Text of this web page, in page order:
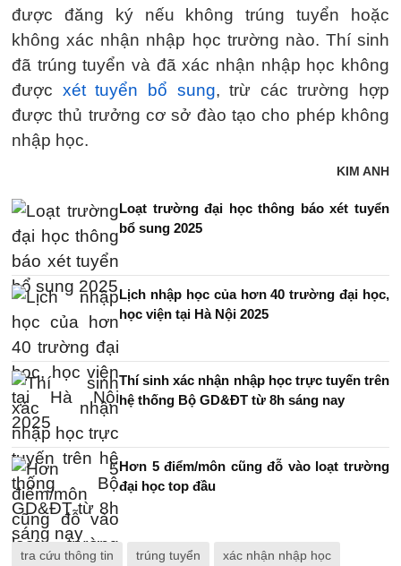
được đăng ký nếu không trúng tuyển hoặc
không xác nhận nhập học trường nào. Thí sinh
đã trúng tuyển và đã xác nhận nhập học không
được xét tuyển bổ sung, trừ các trường hợp
được thủ trưởng cơ sở đào tạo cho phép không
nhập học.
KIM ANH
Loạt trường đại học thông báo xét tuyển
bổ sung 2025
Lịch nhập học của hơn 40 trường đại học,
học viện tại Hà Nội 2025
Thí sinh xác nhận nhập học trực tuyến trên
hệ thống Bộ GD&ĐT từ 8h sáng nay
Hơn 5 điểm/môn cũng đỗ vào loạt trường
đại học top đầu
tra cứu thông tin trúng tuyển xác nhận nhập học